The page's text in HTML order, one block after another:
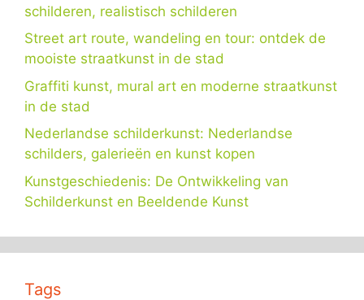
schilderen, realistisch schilderen
Street art route, wandeling en tour: ontdek de
mooiste straatkunst in de stad
Graffiti kunst, mural art en moderne straatkunst
in de stad
Nederlandse schilderkunst: Nederlandse
schilders, galerieën en kunst kopen
Kunstgeschiedenis: De Ontwikkeling van
Schilderkunst en Beeldende Kunst
Tags